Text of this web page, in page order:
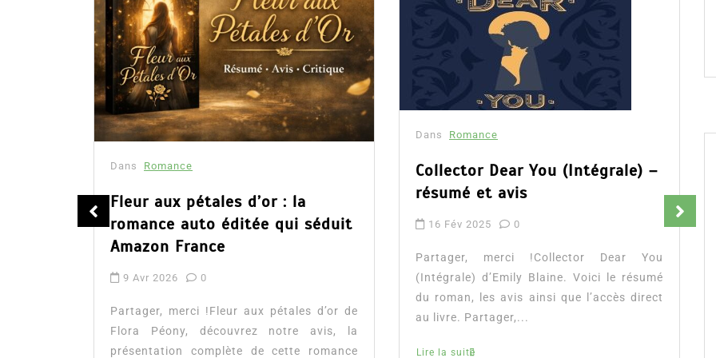
Dans Romance
Fleur aux pétales d’or : la
romance auto éditée qui séduit
Amazon France
9 Avr 2026 0
Partager, merci !Fleur aux pétales d’or de
Flora Péony, découvrez notre avis, la
présentation complète de cette romance
Dans Romance
Collector Dear You (Intégrale) –
résumé et avis
16 Fév 2025 0
Partager, merci !Collector Dear You
(Intégrale) d’Emily Blaine. Voici le résumé
du roman, les avis ainsi que l’accès direct
au livre. Partager,...
Lire la suite